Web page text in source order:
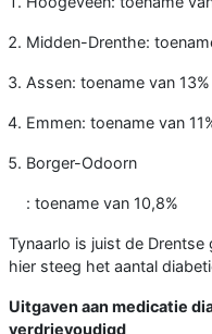
Midden-Drenthe:
Assen: toename van 13%
Emmen: toename van
Borger-Odoorn
: toename van 10,8%
Tynaarlo is juist de
hier steeg het aantal
Uitgaven aan medicatie
verdrievoudigd